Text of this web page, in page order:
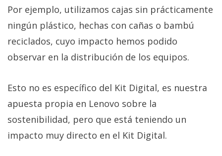
Por ejemplo, utilizamos cajas sin prácticamente
ningún plástico, hechas con cañas o bambú
reciclados, cuyo impacto hemos podido
observar en la distribución de los equipos.
Esto no es específico del Kit Digital, es nuestra
apuesta propia en Lenovo sobre la
sostenibilidad, pero que está teniendo un
impacto muy directo en el Kit Digital.